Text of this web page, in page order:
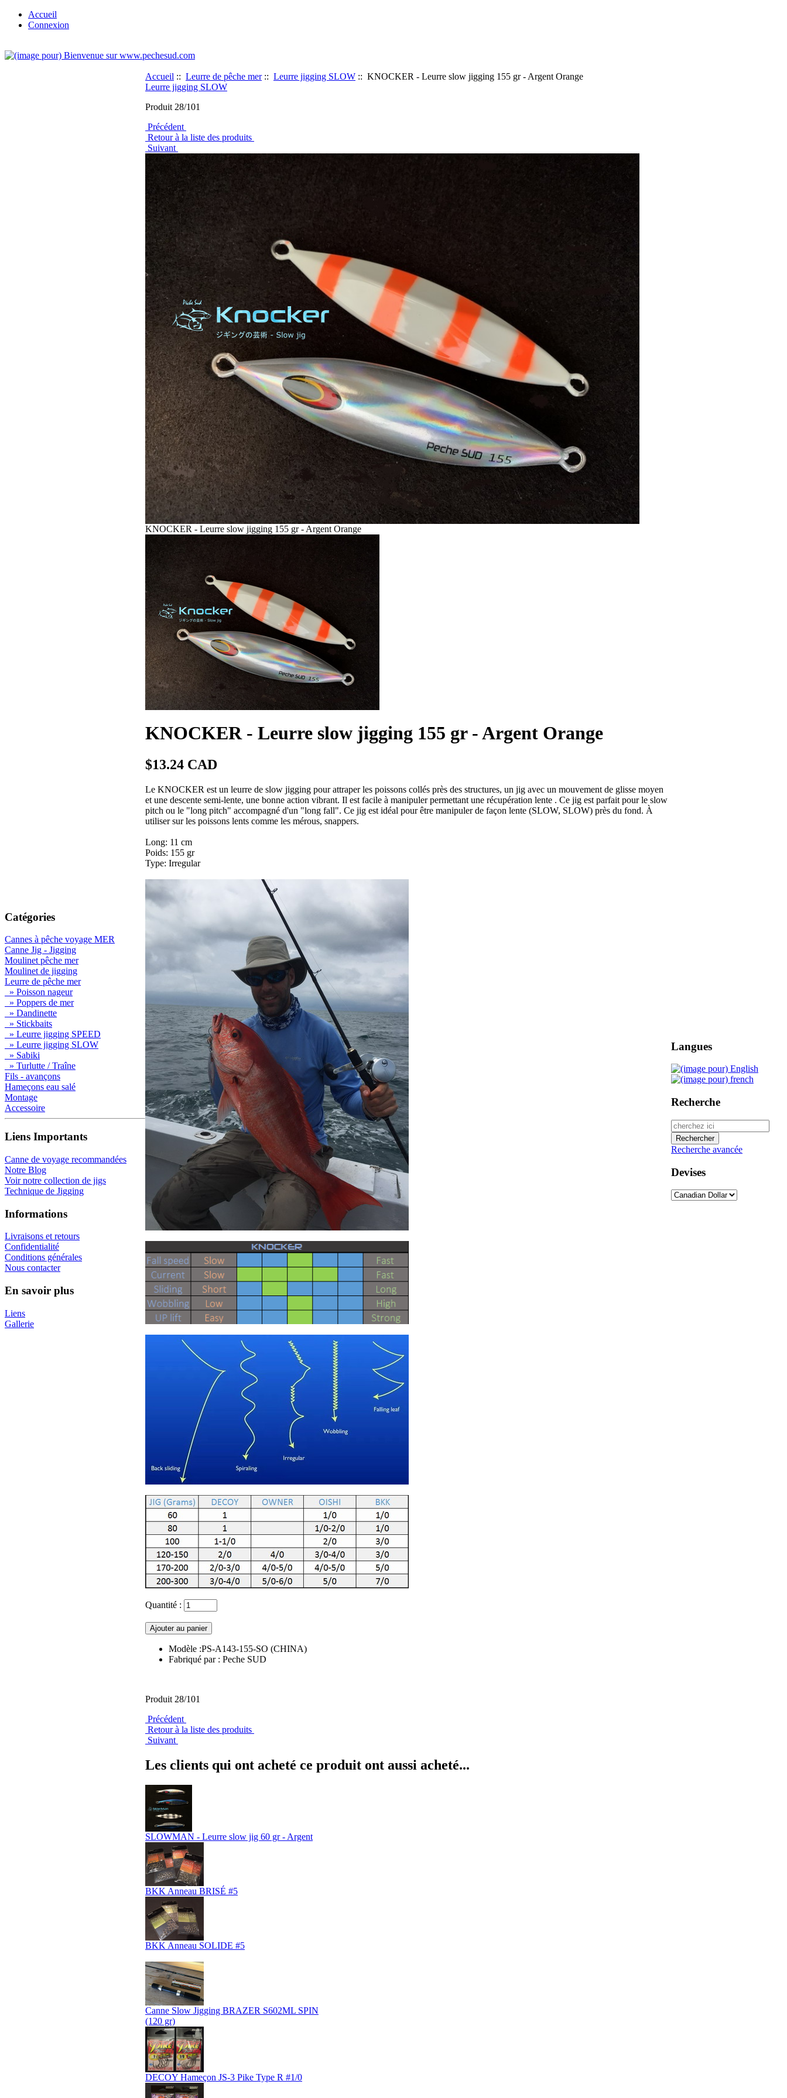
Accueil
Connexion
Catégories
Cannes à pêche voyage MER
Canne Jig - Jigging
Moulinet pêche mer
Moulinet de jigging
Leurre de pêche mer
» Poisson nageur
» Poppers de mer
» Dandinette
» Stickbaits
» Leurre jigging SPEED
» Leurre jigging SLOW
» Sabiki
» Turlutte / Traîne
Fils - avançons
Hameçons eau salé
Montage
Accessoire
Liens Importants
Canne de voyage recommandées
Notre Blog
Voir notre collection de jigs
Technique de Jigging
Informations
Livraisons et retours
Confidentialité
Conditions générales
Nous contacter
En savoir plus
Liens
Gallerie
Accueil :: Leurre de pêche mer:: Leurre jigging SLOW :: KNOCKER - Leurre slow jigging 155 gr - Argent Orange
Leurre jigging SLOW
Produit 28/101
Précédent
Retour à la liste des produits
Suivant
KNOCKER - Leurre slow jigging 155 gr - Argent Orange
KNOCKER - Leurre slow jigging 155 gr - Argent Orange
$13.24 CAD
Le KNOCKER est un leurre de slow jigging pour attraper les poissons collés près des structures, un jig avec un mouvement de glisse moyen
et une descente semi-lente, une bonne action vibrant. Il est facile à manipuler permettant une récupération lente . Ce jig est parfait pour le slow
pitch ou le "long pitch" accompagné d'un "long fall". Ce jig est idéal pour être manipuler de façon lente (SLOW, SLOW) près du fond. À
utiliser sur les poissons lents comme les mérous, snappers.
Long: 11 cm
Poids: 155 gr
Type: Irregular
Quantité :
Modèle :PS-A143-155-SO (CHINA)
Fabriqué par : Peche SUD
Produit 28/101
Précédent
Retour à la liste des produits
Suivant
Les clients qui ont acheté ce produit ont aussi acheté...
SLOWMAN - Leurre slow jig 60 gr - Argent
BKK Anneau BRISÉ #5
BKK Anneau SOLIDE #5
Canne Slow Jigging BRAZER S602ML SPIN
(120 gr)
DECOY Hameçon JS-3 Pike Type R #1/0
Langues
Recherche
Recherche avancée
Devises